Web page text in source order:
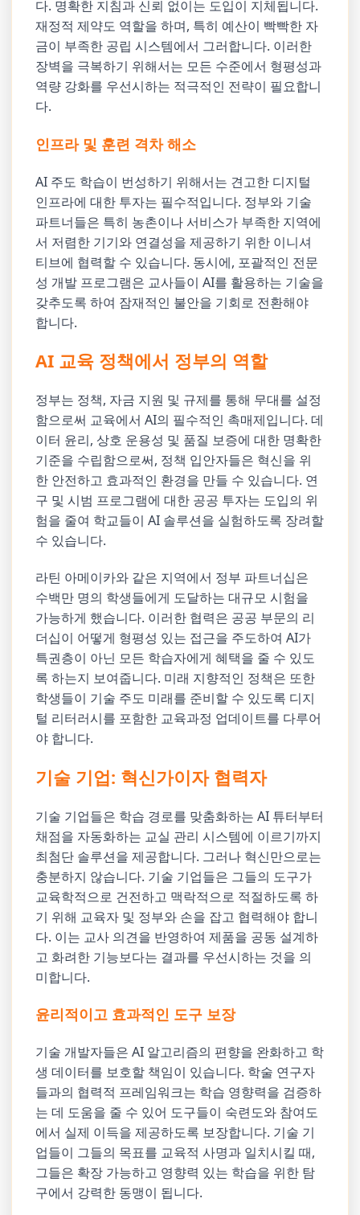
다. 명확한 지침과 신뢰 없이는 도입이 지체됩니다.
재정적 제약도 역할을 하며, 특히 예산이 빡빡한 자
금이 부족한 공립 시스템에서 그러합니다. 이러한
장벽을 극복하기 위해서는 모든 수준에서 형평성과
역량 강화를 우선시하는 적극적인 전략이 필요합니
다.
인프라 및 훈련 격차 해소
AI 주도 학습이 번성하기 위해서는 견고한 디지털
인프라에 대한 투자는 필수적입니다. 정부와 기술
파트너들은 특히 농촌이나 서비스가 부족한 지역에
서 저렴한 기기와 연결성을 제공하기 위한 이니셔
티브에 협력할 수 있습니다. 동시에, 포괄적인 전문
성 개발 프로그램은 교사들이 AI를 활용하는 기술을
갖추도록 하여 잠재적인 불안을 기회로 전환해야
합니다.
AI 교육 정책에서 정부의 역할
정부는 정책, 자금 지원 및 규제를 통해 무대를 설정
함으로써 교육에서 AI의 필수적인 촉매제입니다. 데
이터 윤리, 상호 운용성 및 품질 보증에 대한 명확한
기준을 수립함으로써, 정책 입안자들은 혁신을 위
한 안전하고 효과적인 환경을 만들 수 있습니다. 연
구 및 시범 프로그램에 대한 공공 투자는 도입의 위
험을 줄여 학교들이 AI 솔루션을 실험하도록 장려할
수 있습니다.
라틴 아메이카와 같은 지역에서 정부 파트너십은
수백만 명의 학생들에게 도달하는 대규모 시험을
가능하게 했습니다. 이러한 협력은 공공 부문의 리
더십이 어떻게 형평성 있는 접근을 주도하여 AI가
특권층이 아닌 모든 학습자에게 혜택을 줄 수 있도
록 하는지 보여줍니다. 미래 지향적인 정책은 또한
학생들이 기술 주도 미래를 준비할 수 있도록 디지
털 리터러시를 포함한 교육과정 업데이트를 다루어
야 합니다.
기술 기업: 혁신가이자 협력자
기술 기업들은 학습 경로를 맞춤화하는 AI 튜터부터
채점을 자동화하는 교실 관리 시스템에 이르기까지
최첨단 솔루션을 제공합니다. 그러나 혁신만으로는
충분하지 않습니다. 기술 기업들은 그들의 도구가
교육학적으로 건전하고 맥락적으로 적절하도록 하
기 위해 교육자 및 정부와 손을 잡고 협력해야 합니
다. 이는 교사 의견을 반영하여 제품을 공동 설계하
고 화려한 기능보다는 결과를 우선시하는 것을 의
미합니다.
윤리적이고 효과적인 도구 보장
기술 개발자들은 AI 알고리즘의 편향을 완화하고 학
생 데이터를 보호할 책임이 있습니다. 학술 연구자
들과의 협력적 프레임워크는 학습 영향력을 검증하
는 데 도움을 줄 수 있어 도구들이 숙련도와 참여도
에서 실제 이득을 제공하도록 보장합니다. 기술 기
업들이 그들의 목표를 교육적 사명과 일치시킬 때,
그들은 확장 가능하고 영향력 있는 학습을 위한 탐
구에서 강력한 동맹이 됩니다.